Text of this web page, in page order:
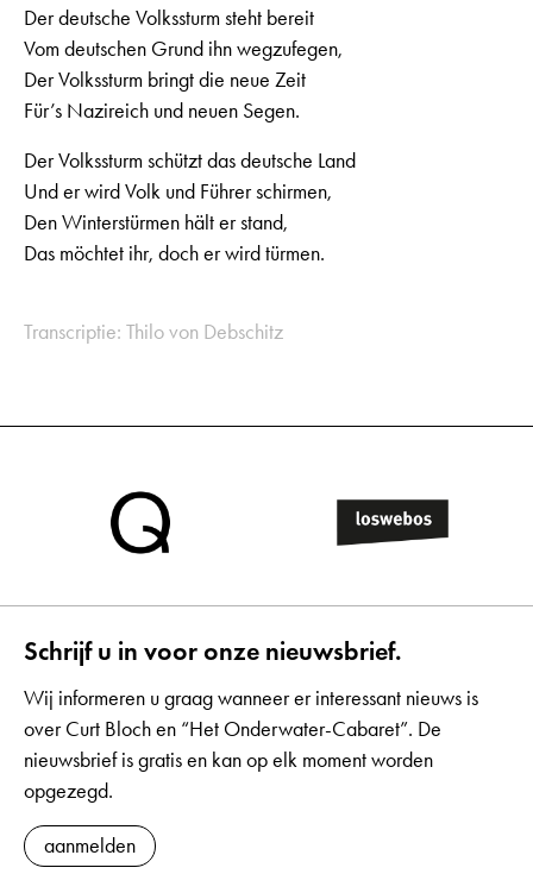
Der deutsche Volkssturm steht bereit
Vom deutschen Grund ihn wegzufegen,
Der Volkssturm bringt die neue Zeit
Für’s Nazireich und neuen Segen.
Der Volkssturm schützt das deutsche Land
Und er wird Volk und Führer schirmen,
Den Winterstürmen hält er stand,
Das möchtet ihr, doch er wird türmen.
Transcriptie: Thilo von Debschitz
Schrijf u in voor onze nieuwsbrief.
Wij informeren u graag wanneer er interessant nieuws is
over Curt Bloch en “Het Onderwater-Cabaret”. De
nieuwsbrief is gratis en kan op elk moment worden
opgezegd.
aanmelden